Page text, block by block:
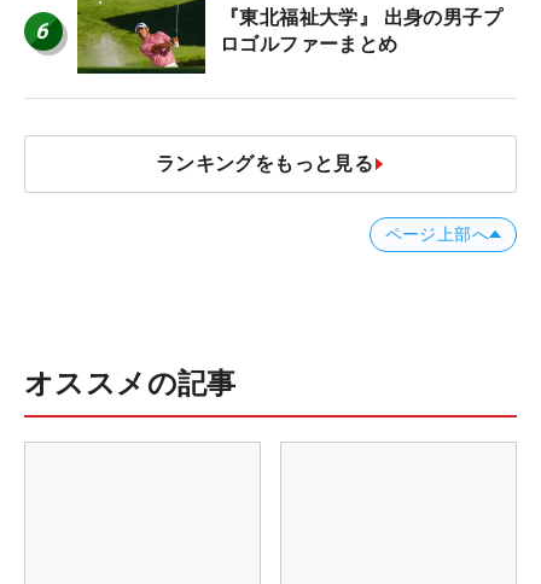
6
『東北福祉大学』 出身の男子プ
ロゴルファーまとめ
ランキングをもっと見る
ページ上部へ
オススメの記事